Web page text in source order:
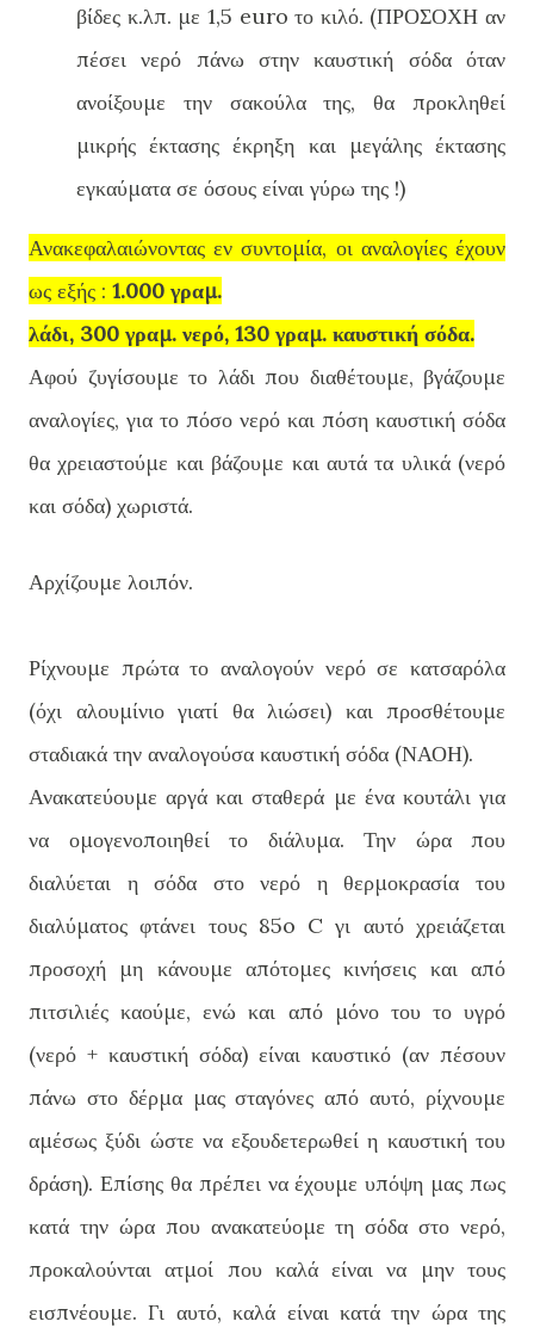
βίδες κ.λπ. με 1,5 euro το κιλό. (ΠΡΟΣΟΧΗ αν
πέσει νερό πάνω στην καυστική σόδα όταν
ανοίξουμε την σακούλα της, θα προκληθεί
μικρής έκτασης έκρηξη και μεγάλης έκτασης
εγκαύματα σε όσους είναι γύρω της !)
Ανακεφαλαιώνοντας εν συντομία, οι αναλογίες έχουν
ως εξής : 1.000 γραμ.
λάδι, 300 γραμ. νερό, 130 γραμ. καυστική σόδα.
Αφού ζυγίσουμε το λάδι που διαθέτουμε, βγάζουμε
αναλογίες, για το πόσο νερό και πόση καυστική σόδα
θα χρειαστούμε και βάζουμε και αυτά τα υλικά (νερό
και σόδα) χωριστά.
Αρχίζουμε λοιπόν.
Ρίχνουμε πρώτα το αναλογούν νερό σε κατσαρόλα
(όχι αλουμίνιο γιατί θα λιώσει) και προσθέτουμε
σταδιακά την αναλογούσα καυστική σόδα (ΝΑΟΗ).
Ανακατεύουμε αργά και σταθερά με ένα κουτάλι για
να ομογενοποιηθεί το διάλυμα. Την ώρα που
διαλύεται η σόδα στο νερό η θερμοκρασία του
διαλύματος φτάνει τους 85o C γι αυτό χρειάζεται
προσοχή μη κάνουμε απότομες κινήσεις και από
πιτσιλιές καούμε, ενώ και από μόνο του το υγρό
(νερό + καυστική σόδα) είναι καυστικό (αν πέσουν
πάνω στο δέρμα μας σταγόνες από αυτό, ρίχνουμε
αμέσως ξύδι ώστε να εξουδετερωθεί η καυστική του
δράση). Επίσης θα πρέπει να έχουμε υπόψη μας πως
κατά την ώρα που ανακατεύομε τη σόδα στο νερό,
προκαλούνται ατμοί που καλά είναι να μην τους
εισπνέουμε. Γι αυτό, καλά είναι κατά την ώρα της